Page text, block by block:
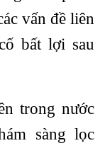
vấn đề liên
bất lợi sau
trong nước
sàng lọc